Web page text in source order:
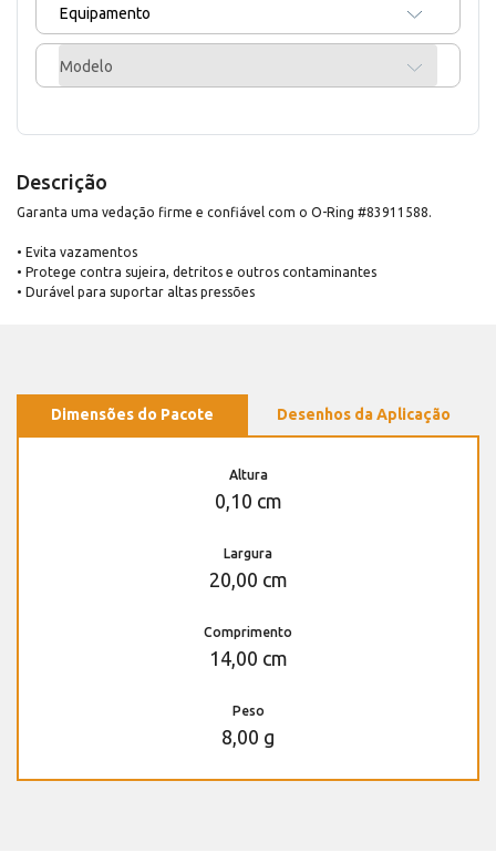
Equipamento
Modelo
Descrição
Garanta uma vedação firme e confiável com o O-Ring #83911588.
• Evita vazamentos
• Protege contra sujeira, detritos e outros contaminantes
• Durável para suportar altas pressões
Dimensões do Pacote Desenhos da Aplicação
Altura
0,10 cm
Largura
20,00 cm
Comprimento
14,00 cm
Peso
8,00 g